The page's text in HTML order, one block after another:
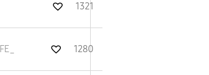
1321
1280